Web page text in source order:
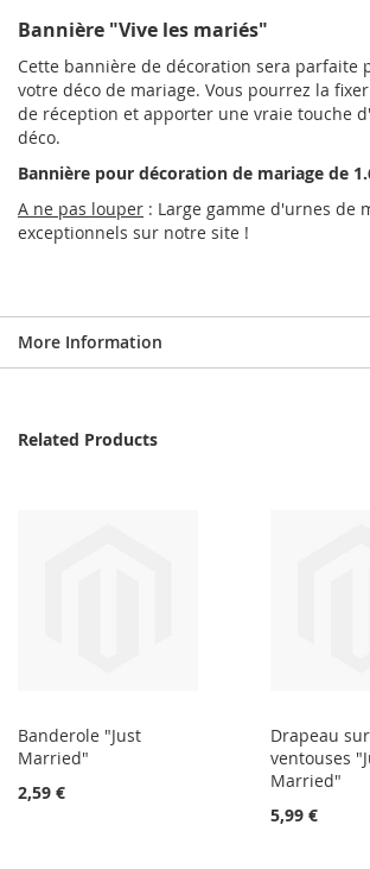
Bannière "Vive les mariés"
Cette bannière de décoration sera parfaite
votre déco de mariage. Vous pourrez la
de réception et apporter une vraie touche
déco.
Bannière pour décoration de mariage de
A ne pas louper : Large gamme d'urnes de
exceptionnels sur notre site !
More Information
Related Products
Banderole "Just
Married"
2,59 €
Drapeau sur
ventouses
Married"
5,99 €